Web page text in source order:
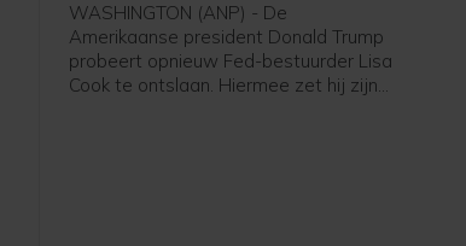
WASHINGTON (ANP) - De
Amerikaanse president Donald Trump
probeert opnieuw Fed-bestuurder Lisa
Cook te ontslaan. Hiermee zet hij zijn